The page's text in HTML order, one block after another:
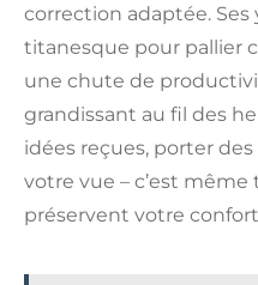
correction adaptée.
titanesque pour pallier
une chute de
grandissant au fil des
idées reçues, porter
votre vue – c’est même
préservent votre